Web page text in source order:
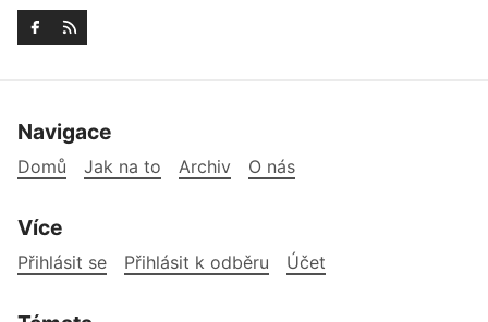
Navigace
Domů Jak na to Archiv O nás
Více
Přihlásit se Přihlásit k odběru Účet